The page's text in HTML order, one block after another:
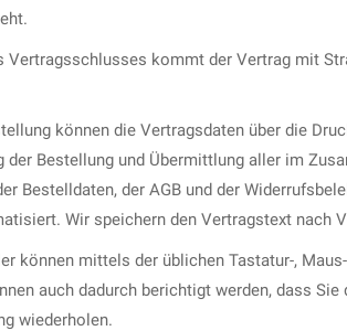
Vertragsschlusses kommt der Vertrag mit
können die Vertragsdaten über die
der Bestellung und Übermittlung aller im
Bestelldaten, der AGB und der
Wir speichern den Vertragstext nach
können mittels der üblichen Tastatur-,
auch dadurch berichtigt werden, dass
wiederholen.